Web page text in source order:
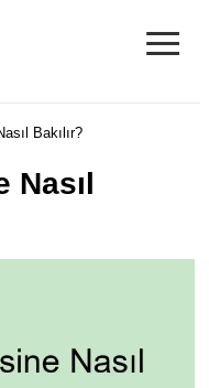
≡
Bakılır?
Nasıl